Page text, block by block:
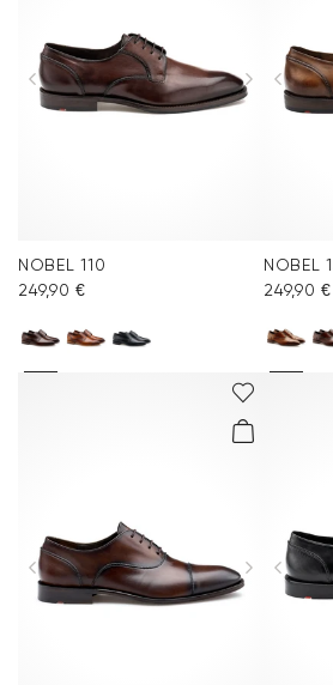
NOBEL 110
249,90 €
NOBEL
249,90 €